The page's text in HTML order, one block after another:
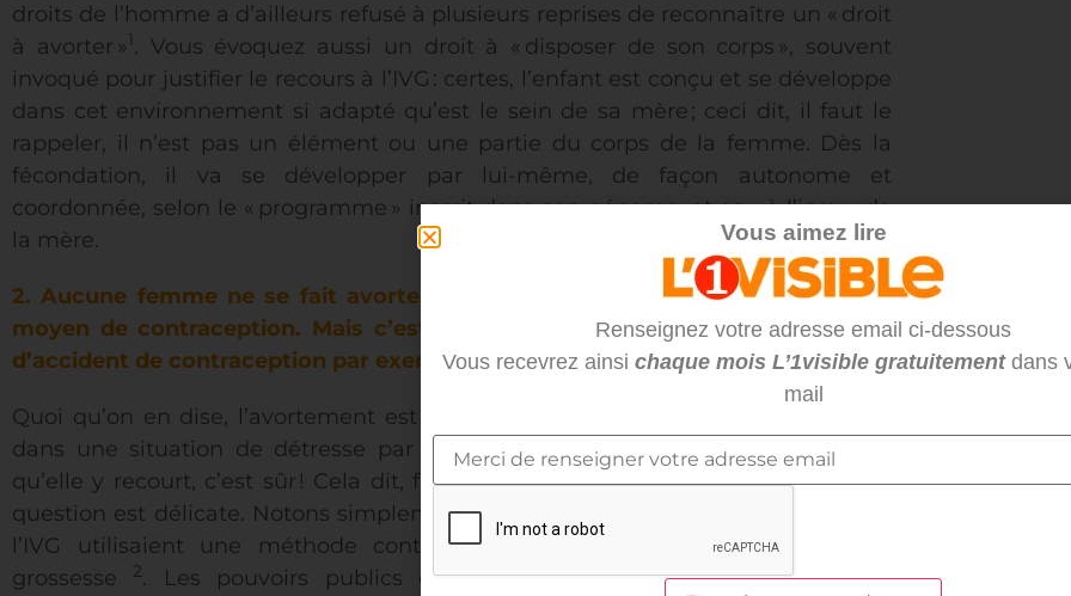
droits de l’homme a d’ailleurs refusé à plusieurs reprises de reconnaître un « droit
à avorter »1. Vous évoquez aussi un droit à « disposer de son corps », souvent
invoqué pour justifier le recours à l’IVG : certes, l’enfant est conçu et se développe
dans cet environnement si adapté qu’est le sein de sa mère ; ceci dit, il faut le
rappeler, il n’est pas un élément ou une partie du corps de la femme. Dès la
fécondation, il va se développer par lui-même, de façon autonome et
coordonnée, selon le « programme » inscrit dans son génome, et ce « à l’insu » de
la mère.
2.Aucune femme ne se fait avorter à la légère, ni n’utilise l’IVG comme un
moyen de contraception. Mais c’est nécessaire d’avoir un « plan B », en cas
d’accident de contraception par exemple.
Quoi qu’on en dise, l’avortement est toujours un lieu de douleur, souvent vécu
dans une situation de détresse par la femme. Ce n’est donc pas à la légère
qu’elle y recourt, c’est sûr ! Cela dit, faut-il l’envisager comme un « plan B » ? La
question est délicate. Notons simplement que 72 % des femmes qui recourent à
l’IVG utilisaient une méthode contraceptive lorsqu’elles ont découvert leur
grossesse
2. Les pouvoirs publics eux-mêmes reconnaissent un « paradoxe
Vous aimez lire
Renseignez votre adresse email ci-dessous
Vous recevrez ainsi chaque mois L’1visible gratuitementdans
mail